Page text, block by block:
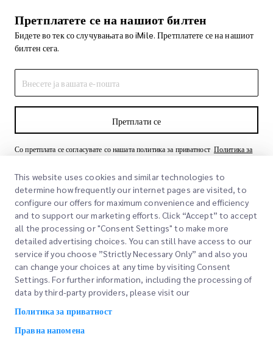
Претплатете се на нашиот билтен
Бидете во тек со случувањата во iMile. Претплатете се на нашиот
билтен сега.
Претплати се
Со претплата се согласувате со нашата политика за приватност Политика за
Брзи линкови
Локации на канцеларии
Побарајте понуда
Корпоративно
За нас
Наши услуги
This website uses cookies and similar technologies to
determine how frequently our internet pages are visited, to
configure our offers for maximum convenience and efficiency
and to support our marketing efforts. Click “Accept” to accept
all the processing or "Consent Settings" to make more
detailed advertising choices. You can still have access to our
service if you choose ”Strictly Necessary Only” and also you
can change your choices at any time by visiting Consent
Settings. For further information, including the processing of
data by third-party providers, please visit our
Политика за приватност
Правна напомена